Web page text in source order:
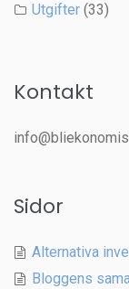
Utgifter (33)
Kontakt
Sidor
Alternativa
Bloggens